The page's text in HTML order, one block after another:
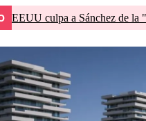
EEUU culpa a Sánchez de la